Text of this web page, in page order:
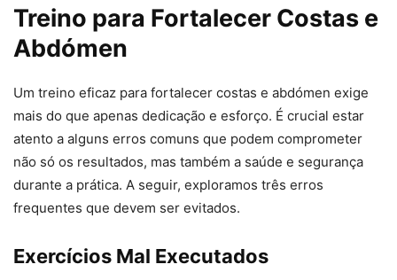
Treino para Fortalecer Costas e
Abdómen
Um treino eficaz para fortalecer costas e abdómen exige
mais do que apenas dedicação e esforço. É crucial estar
atento a alguns erros comuns que podem comprometer
não só os resultados, mas também a saúde e segurança
durante a prática. A seguir, exploramos três erros
frequentes que devem ser evitados.
Exercícios Mal Executados